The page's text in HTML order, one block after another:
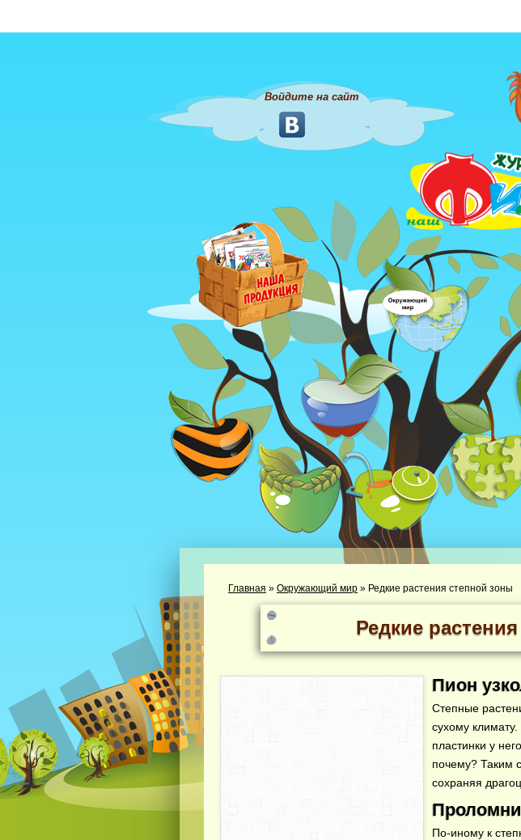
Войдите на сайт
Главная » Окружающий мир » Редкие растения степной зоны
Редкие
Пион
Степные
сухому
пластинки у
почему? Таким
сохраняя
По-иному к